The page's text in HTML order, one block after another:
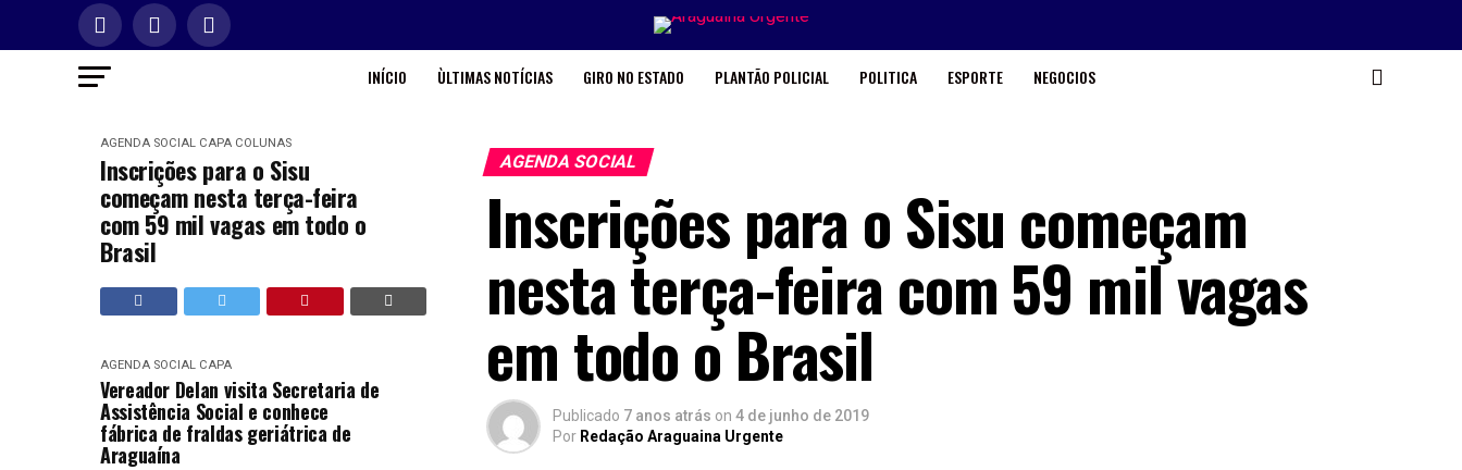
INÍCIO ÙLTIMAS NOTÍCIAS GIRO NO ESTADO PLANTÃO POLICIAL POLITICA ESPORTE NEGOCIOS
AGENDA SOCIAL CAPA COLUNAS
Inscrições para o Sisu
começam nesta terça-feira
com 59 mil vagas em todo o
Brasil
AGENDA SOCIAL CAPA
Vereador Delan visita Secretaria de
Assistência Social e conhece
fábrica de fraldas geriátrica de
Araguaína
AGENDA SOCIAL
Inscrições para o Sisu começam
nesta terça-feira com 59 mil vagas
em todo o Brasil
Publicado 7 anos atrás on 4 de junho de 2019
Por Redação Araguaina Urgente